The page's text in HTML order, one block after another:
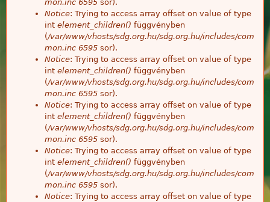
mon.inc 6595 sor).
Notice: Trying to access array offset on value of type
int element_children() függvényben
(/var/www/vhosts/sdg.org.hu/sdg.org.hu/includes/com
mon.inc 6595 sor).
Notice: Trying to access array offset on value of type
int element_children() függvényben
(/var/www/vhosts/sdg.org.hu/sdg.org.hu/includes/com
mon.inc 6595 sor).
Notice: Trying to access array offset on value of type
int element_children() függvényben
(/var/www/vhosts/sdg.org.hu/sdg.org.hu/includes/com
mon.inc 6595 sor).
Notice: Trying to access array offset on value of type
int element_children() függvényben
(/var/www/vhosts/sdg.org.hu/sdg.org.hu/includes/com
mon.inc 6595 sor).
Notice: Trying to access array offset on value of type